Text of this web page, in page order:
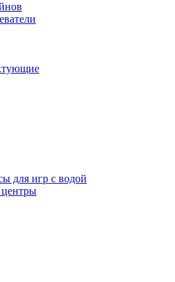
для игр с водой